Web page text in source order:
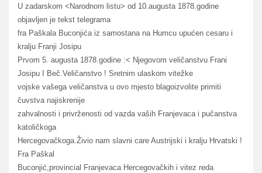
U zadarskom <Narodnom listu> od 10.augusta 1878.godine
objavljen je tekst telegrama
fra Paškala Buconjića iz samostana na Humcu upućen cesaru i
kralju Franji Josipu
Prvom 5. augusta 1878.godine :< Njegovom veličanstvu Frani
Josipu I Beč.Veličanstvo ! Sretnim ulaskom vitežke
vojske vašega veličanstva u ovo mjesto blagoizvolite primiti
čuvstva najiskrenije
zahvalnosti i privrženosti od vazda vaših Franjevaca i pučanstva
katoličkoga
Hercegovačkoga.Živio nam slavni care Austrijski i kralju Hrvatski !
Fra Paškal
Buconjić,provincial Franjevaca Hercegovačkih i vitez reda